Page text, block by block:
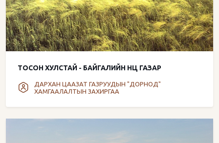
ТОСОН ХУЛСТАЙ - БАЙГАЛИЙН НӨӨЦ ГАЗАР
ДАРХАН ЦААЗАТ ГАЗРУУДЫН "ДОРНОД"
ХАМГААЛАЛТЫН ЗАХИРГАА